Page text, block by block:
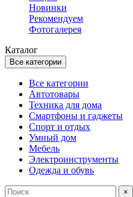
Новинки
Рекомендуем
Фотогалерея
Каталог
Все категории
Все категории
Автотовары
Техника для дома
Смартфоны и гаджеты
Спорт и отдых
Умный дом
Мебель
Электроинструменты
Одежда и обувь
×